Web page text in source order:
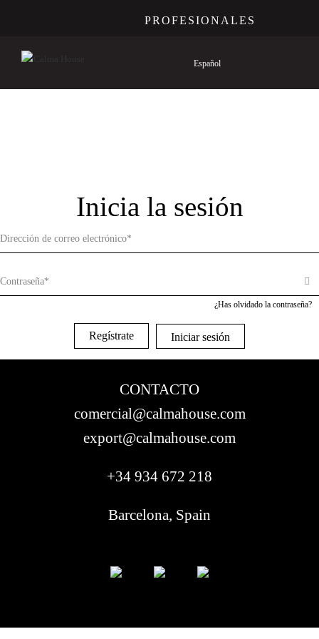
PROFESIONALES
Español
Inicia la sesión
¿Has olvidado la contraseña?
Regístrate Iniciar sesión
CONTACTO
comercial@calmahouse.com
export@calmahouse.com
+34 934 672 218
Barcelona, Spain